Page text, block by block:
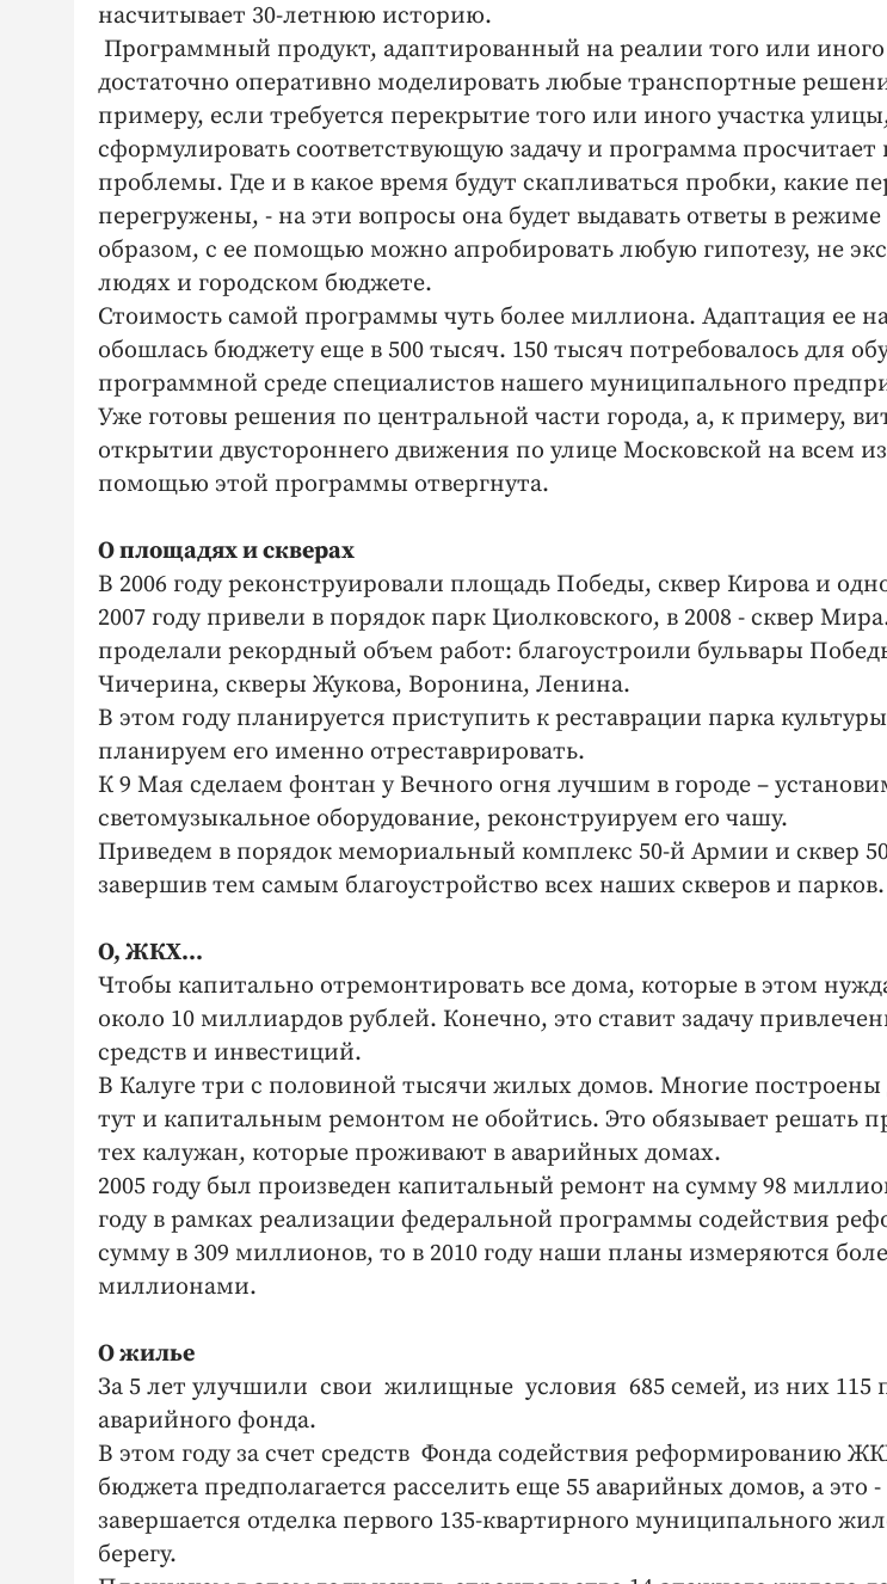
насчитывает 30-летнюю историю.
Программный продукт, адаптированный на реалии того или иного
достаточно оперативно моделировать любые транспортные
примеру, если требуется перекрытие того или иного участка
сформулировать соответствующую задачу и программа просчитает
проблемы. Где и в какое время будут скапливаться пробки, какие
перегружены, - на эти вопросы она будет выдавать ответы в
образом, с ее помощью можно апробировать любую гипотезу, не
людях и городском бюджете.
Стоимость самой программы чуть более миллиона. Адаптация ее
обошлась бюджету еще в 500 тысяч. 150 тысяч потребовалось для
программной среде специалистов нашего муниципального
Уже готовы решения по центральной части города, а, к примеру,
открытии двустороннего движения по улице Московской на всем
помощью этой программы отвергнута.
О площадях и скверах
В 2006 году реконструировали площадь Победы, сквер Кирова и
2007 году привели в порядок парк Циолковского, в 2008 - сквер
проделали рекордный объем работ: благоустроили бульвары
Чичерина, скверы Жукова, Воронина, Ленина.
В этом году планируется приступить к реставрации парка
планируем его именно отреставрировать.
К 9 Мая сделаем фонтан у Вечного огня лучшим в городе –
светомузыкальное оборудование, реконструируем его чашу.
Приведем в порядок мемориальный комплекс 50-й Армии и сквер
завершив тем самым благоустройство всех наших скверов и парков.
О, ЖКХ…
Чтобы капитально отремонтировать все дома, которые в этом
около 10 миллиардов рублей. Конечно, это ставит задачу
средств и инвестиций.
В Калуге три с половиной тысячи жилых домов. Многие построены
тут и капитальным ремонтом не обойтись. Это обязывает решать
тех калужан, которые проживают в аварийных домах.
2005 году был произведен капитальный ремонт на сумму 98
году в рамках реализации федеральной программы содействия
сумму в 309 миллионов, то в 2010 году наши планы измеряются
миллионами.
О жилье
За 5 лет улучшили свои жилищные условия 685 семей, из них 115
аварийного фонда.
В этом году за счет средств Фонда содействия реформированию
бюджета предполагается расселить еще 55 аварийных домов, а это
завершается отделка первого 135-квартирного муниципального
берегу.